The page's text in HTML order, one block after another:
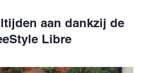
aan dankzij de
Libre